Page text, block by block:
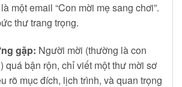
một email “Con mời mẹ sang chơi”.
thư trang trọng.
gặp: Người mời (thường là con
quá bận rộn, chỉ viết một thư mời sơ
rõ mục đích, lịch trình, và quan trọng